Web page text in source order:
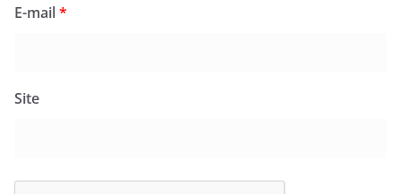
E-mail*
Site